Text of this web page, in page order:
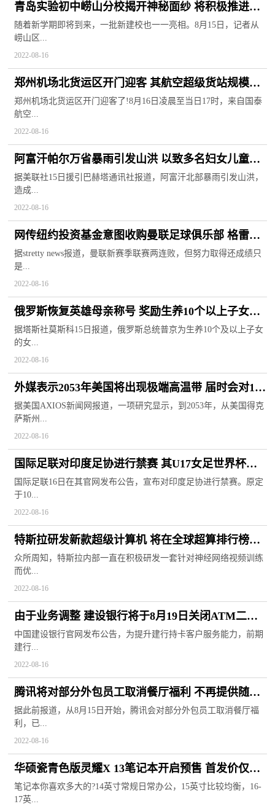
青岛实验初中崂山分校揭开神秘面纱 将积极推进课
程研发
随着新学期即将到来，一批新建校也一一亮相。8月15日，记者从
崂山区...
2022-08-16
郑州机场北货运区开门迎客 其航空超级货站规模位
居中部第一
郑州机场北货运区开门迎客了!8月16日凌晨至当日17时，来自国泰
航空...
2022-08-16
阿富汗帕尔万省暴雨引发山洪 以致多名妇女儿童丧
失生命
据美联社15日援引巴赫塔通讯社报道，阿富汗北部暴雨引发山洪，
造成...
2022-08-16
网传纽约投资基金意图收购曼联足球俱乐部 格雷泽
家族面临压力
据stretty news报道，曼联新赛季联赛两连败，但努力取得还成绩只
是...
2022-08-16
俄罗斯恢复英雄母亲称号 奖励生养10个以上子女的
女性100万卢布
据塔斯社莫斯科15日报道，俄罗斯总统普京为生养10个及以上子女
的女...
2022-08-16
外媒表示2053年美国将出现极端高温带 届时会对1亿
人造成影响
据美国AXIOS新闻网报道，一项研究显示，到2053年，从美国得克
萨斯州...
2022-08-16
国际足联对印度足协进行禁赛 其U17女足世界杯将
无法举行
国际足联16日在其官网发布公告，宣布对印度足协进行禁赛。原定
于10...
2022-08-16
特斯拉研发新款超级计算机 将在全球超算排行榜上
留有姓名
众所周知，特斯拉内部一直在积极研发一套针对神经网络视频训练
而优...
2022-08-16
由于业务调整 建设银行将于8月19日关闭ATM二维
码存款功能
中国建设银行官网发布公告，为提升建行持卡客户服务能力，前期
建行...
2022-08-16
腾讯将对部分外包员工取消餐厅福利 不再提供随餐
免费水果
据此前报道，从8月15日开始，腾讯会对部分外包员工取消餐厅福
利，已...
2022-08-16
华硕瓷青色版灵耀X 13笔记本开启预售 首发价仅为
6999元
笔记本你喜欢多大的?14英寸常规日常办公，15英寸比较均衡，16-
17英...